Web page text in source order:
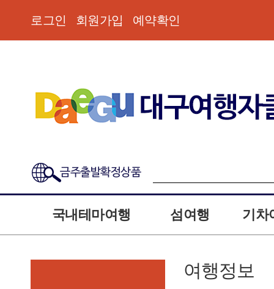
로그인 회원가입 예약확인
금주출발확정상품
국내테마여행 섬여행 기차
여행정보